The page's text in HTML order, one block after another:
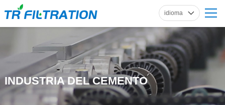
idioma
inglés
ruso
francés
español
INDUSTRIA DEL CEMENTO